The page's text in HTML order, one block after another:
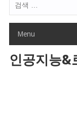
색
Menu
인공지능&